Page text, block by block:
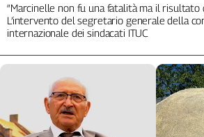
“Marcinelle non fu una fatalità ma il risultato
L’intervento del segretario generale della
internazionale dei sindacati ITUC